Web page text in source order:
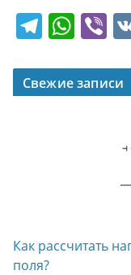
T
e
gr
W
at
s
Vi
er
Свежие записи
Как рассчитать
поля?